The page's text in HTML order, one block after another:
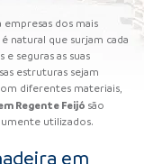
dos mais
natural que surjam cada
seguras as suas
estruturas sejam
diferentes materiais,
Regente Feijó são
utilizados.
em